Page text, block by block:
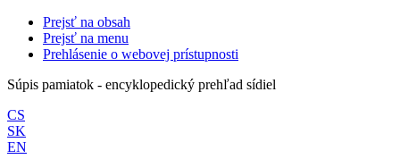
Prejsť na obsah
Prejsť na menu
Prehlásenie o webovej prístupnosti
Súpis pamiatok - encyklopedický prehľad sídiel
CS
SK
EN